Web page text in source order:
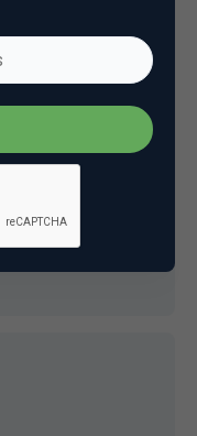
Edith stond
en zij
doe dat dan